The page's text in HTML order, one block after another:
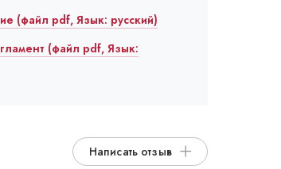
(файл pdf, Язык: русский)
(файл pdf, Язык:
Написать отзыв